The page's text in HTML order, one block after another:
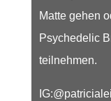
Matte gehen
Psychedelic
teilnehmen.